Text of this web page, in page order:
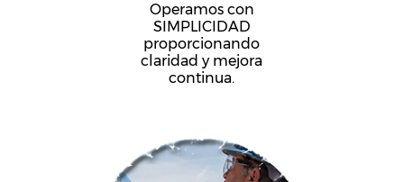
Operamos con
SIMPLICIDAD
proporcionando
claridad y mejora
continua.